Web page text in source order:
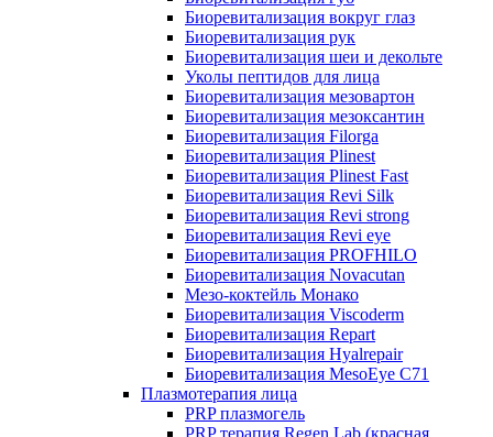
Биоревитализация вокруг глаз
Биоревитализация рук
Биоревитализация шеи и декольте
Уколы пептидов для лица
Биоревитализация мезовартон
Биоревитализация мезоксантин
Биоревитализация Filorga
Биоревитализация Plinest
Биоревитализация Plinest Fast
Биоревитализация Revi Silk
Биоревитализация Revi strong
Биоревитализация Revi eye
Биоревитализация PROFHILO
Биоревитализация Novacutan
Мезо-коктейль Монако
Биоревитализация Viscoderm
Биоревитализация Repart
Биоревитализация Hyalrepair
Биоревитализация MesoEye C71
Плазмотерапия лица
PRP плазмогель
PRP терапия Regen Lab (красная